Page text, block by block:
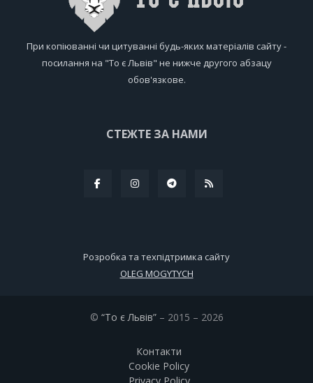
При копіюванні чи цитуванні будь-яких матеріалів сайту -
посилання на "То є Львів" не нижче другого абзацу
обов'язкове.
СТЕЖТЕ ЗА НАМИ
Розробка та техпідтримка сайту
OLEG MOGYTYCH
© “То є Львів”– 2015 – 2026
Контакти
Cookie Policy